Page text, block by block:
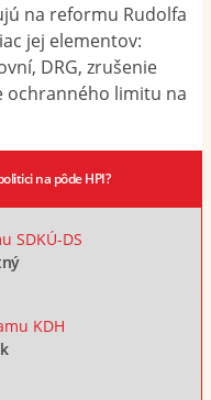
na reformu Rudolfa
jej elementov:
DRG, zrušenie
ochranného limitu na
na pôde HPI?
SDKÚ-DS
KDH